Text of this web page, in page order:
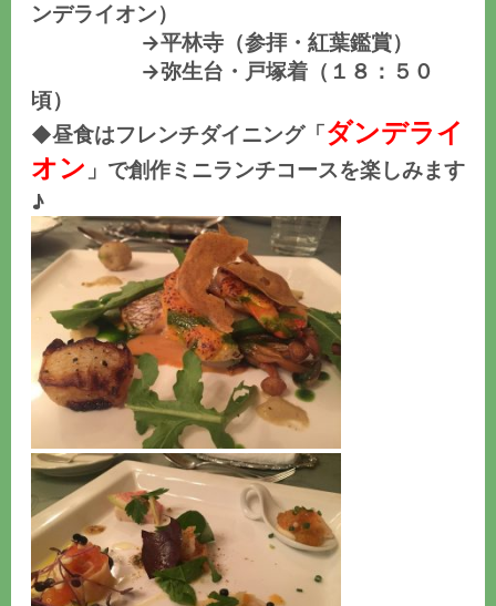
ンデライオン）
→平林寺（参拝・紅葉鑑賞）
→弥生台・戸塚着（１８：５０
頃）
◆昼食はフレンチダイニング「ダンデライ
オン 」で創作ミニランチコースを楽しみます
♪